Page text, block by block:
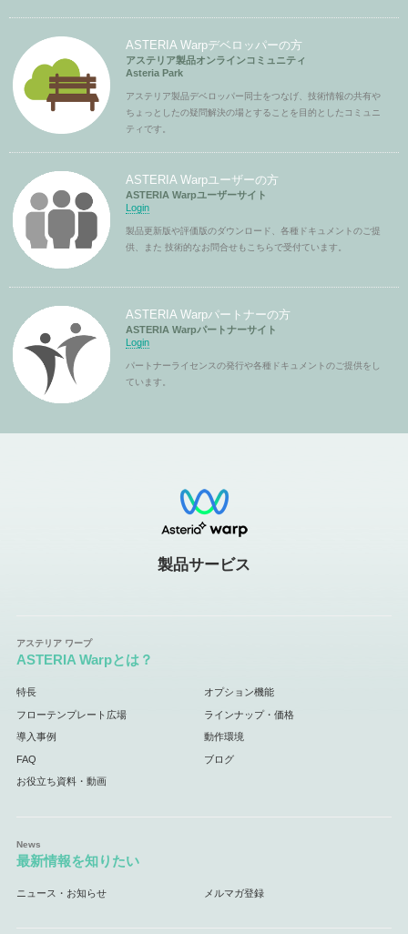
ASTERIA Warpデベロッパーの方
アステリア製品オンラインコミュニティ
Asteria Park
アステリア製品デベロッパー同士をつなげ、技術情報の共有や
ちょっとしたの疑問解決の場とすることを目的としたコミュニ
ティです。
ASTERIA Warpユーザーの方
ASTERIA Warpユーザーサイト
Login
製品更新版や評価版のダウンロード、各種ドキュメントのご提
供、また 技術的なお問合せもこちらで受付ています。
ASTERIA Warpパートナーの方
ASTERIA Warpパートナーサイト
Login
パートナーライセンスの発行や各種ドキュメントのご提供をし
ています。
製品サービス
ASTERIA Warpとは？
特長 オプション機能
フローテンプレート広場 ラインナップ・価格
導入事例 動作環境
FAQ ブログ
お役立ち資料・動画
最新情報を知りたい
ニュース・お知らせ メルマガ登録